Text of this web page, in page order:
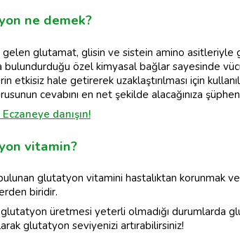
ne demek?
gelen glutamat, glisin ve sistein amino asitleriyle
bulundurduğu özel kimyasal bağlar sayesinde
etkisiz hale getirerek uzaklaştırılması için
cevabını en net şekilde alacağınıza
danışın!
vitamin?
glutatyon vitamini hastalıktan korunmak
biridir.
glutatyon üretmesi yeterli olmadığı durumlarda
glutatyon seviyenizi artırabilirsiniz!